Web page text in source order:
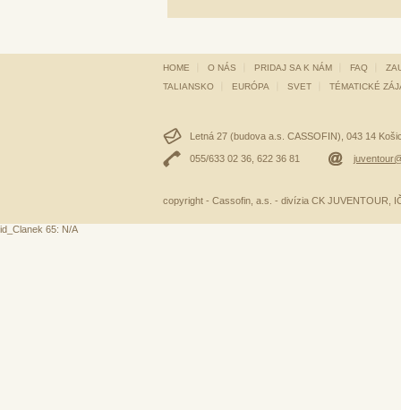
HOME O NÁS PRIDAJ SA K NÁM FAQ
TALIANSKO
EURÓPA SVET TÉMATICKÉ
Letná 27 (budova a.s. CASSOFIN), 043 14
055/633 02 36, 622 36 81
copyright - Cassofin, a.s. - divízia CK JUVENTOUR,
id_Clanek 65: N/A